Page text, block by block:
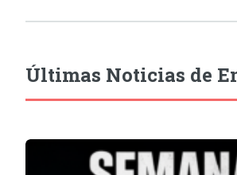
Últimas Noticias de